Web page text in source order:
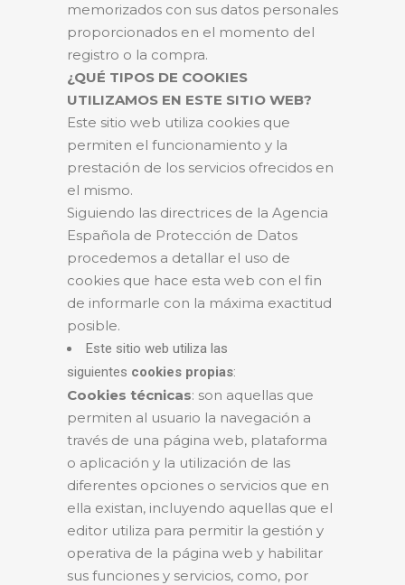
memorizados con sus datos personales
proporcionados en el momento del
registro o la compra.
¿QUÉ TIPOS DE COOKIES
UTILIZAMOS EN ESTE SITIO WEB?
Este sitio web utiliza cookies que
permiten el funcionamiento y la
prestación de los servicios ofrecidos en
el mismo.
Siguiendo las directrices de la Agencia
Española de Protección de Datos
procedemos a detallar el uso de
cookies que hace esta web con el fin
de informarle con la máxima exactitud
posible.
Este sitio web utiliza las
siguientes cookies propias:
Cookies técnicas: son aquellas que
permiten al usuario la navegación a
través de una página web, plataforma
o aplicación y la utilización de las
diferentes opciones o servicios que en
ella existan, incluyendo aquellas que el
editor utiliza para permitir la gestión y
operativa de la página web y habilitar
sus funciones y servicios, como, por